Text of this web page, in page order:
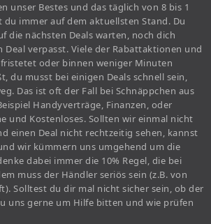
unser Bestes und das täglich von 8 bis 1
du immer auf dem aktuellsten Stand. Du
die nächsten Deals warten, noch dich
Deal verpasst. Viele der Rabattaktionen und
oder binnen weniger Minuten
du musst bei einigen Deals schnell sein,
Das ist oft der Fall bei Schnäppchen aus
Handyverträge, Finanzen, oder
und Kostenloses. Sollten wir einmal nicht
einen Deal nicht rechtzeitig sehen, kannst
wir kümmern uns umgehend um die
dabei immer die 10% Regel, die bei
muss der Händler seriös sein (z.B. von
Solltest du dir mal nicht sicher sein, ob der
uns gerne um Hilfe bitten und wie prüfen